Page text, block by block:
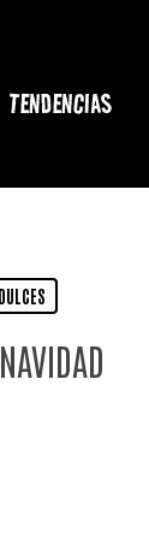
TENDENCIAS